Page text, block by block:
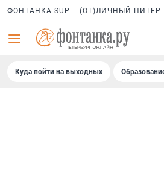
ФОНТАНКА SUP (ОТ)ЛИЧНЫЙ ПИТЕР
Куда пойти на выходных